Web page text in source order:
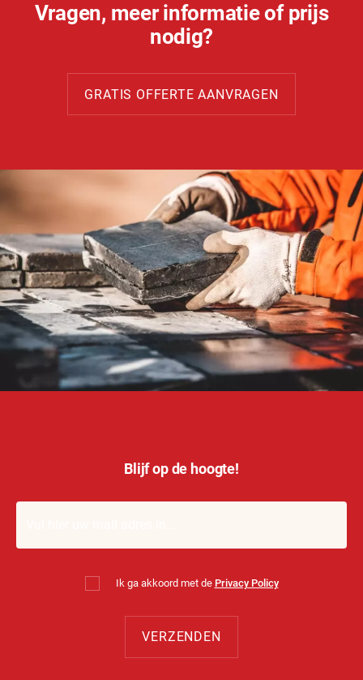
Vragen, meer informatie of prijs
nodig?
GRATIS OFFERTE AANVRAGEN
Blijf op de hoogte!
Ik ga akkoord met de Privacy Policy